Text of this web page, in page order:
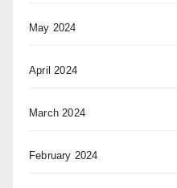
May 2024
April 2024
March 2024
February 2024